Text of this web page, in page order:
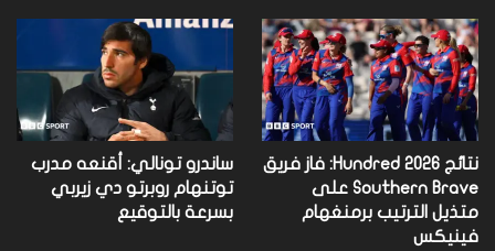
نتائج Hundred 2026: فاز فريق
Southern Brave على
متذيل الترتيب برمنغهام
فينيكس
ساندرو تونالي: أقنعه مدرب
توتنهام روبرتو دي زيربي
بسرعة بالتوقيع